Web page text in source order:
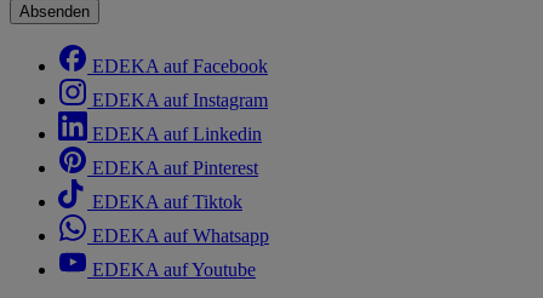
Absenden
EDEKA auf Facebook
EDEKA auf Instagram
EDEKA auf Linkedin
EDEKA auf Pinterest
EDEKA auf Tiktok
EDEKA auf Whatsapp
EDEKA auf Youtube